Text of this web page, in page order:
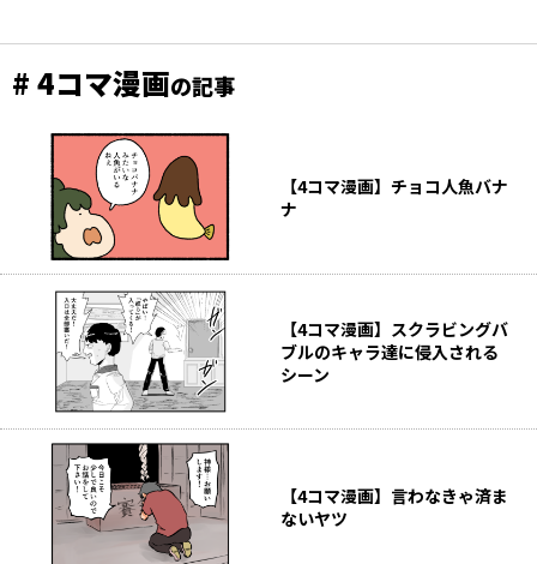
# 4コマ漫画の記事
【4コマ漫画】チョコ人魚バナ
ナ
【4コマ漫画】スクラビングバ
ブルのキャラ達に侵入される
シーン
【4コマ漫画】言わなきゃ済ま
ないヤツ